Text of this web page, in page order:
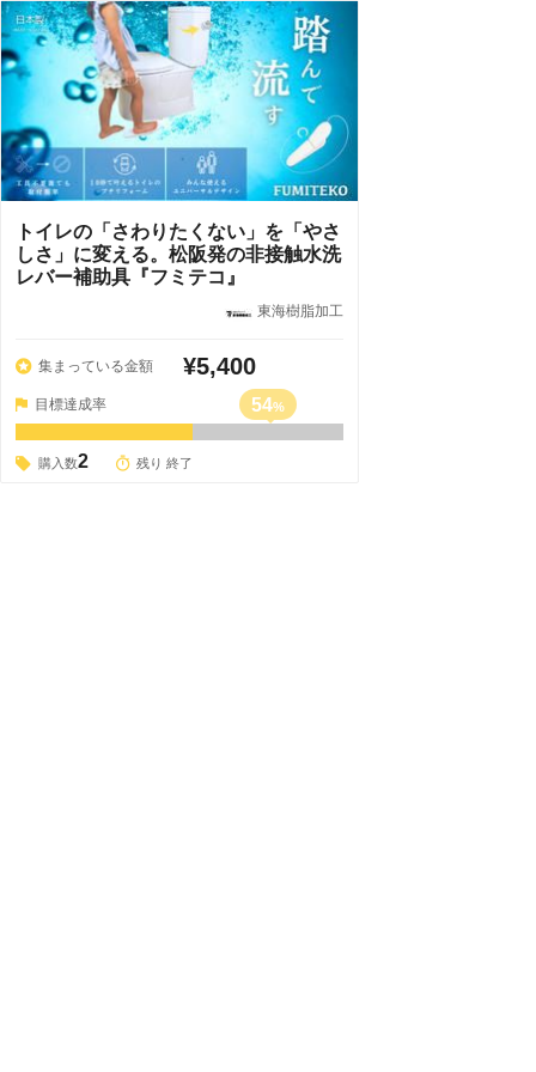
トイレの「さわりたくない」を「やさ
しさ」に変える。松阪発の非接触水洗
レバー補助具『フミテコ』
東海樹脂加工
集まっている金額 ¥5,400
目標達成率 54%
購入数2 残り 終了